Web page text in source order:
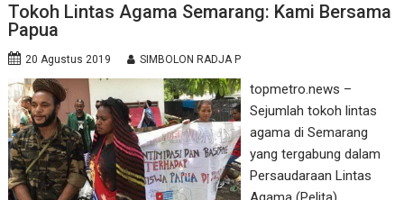
Tokoh Lintas Agama Semarang: Kami Bersama
Papua
20 Agustus 2019 SIMBOLON RADJA P
topmetro.news –
Sejumlah tokoh lintas
agama di Semarang
yang tergabung dalam
Persaudaraan Lintas